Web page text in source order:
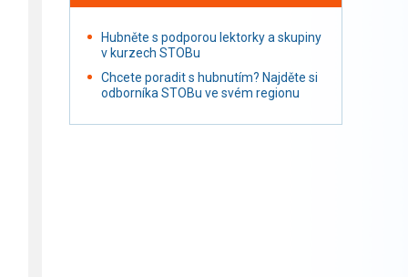
Hubněte s podporou lektorky a skupiny
v kurzech STOBu
Chcete poradit s hubnutím? Najděte si
odborníka STOBu ve svém regionu